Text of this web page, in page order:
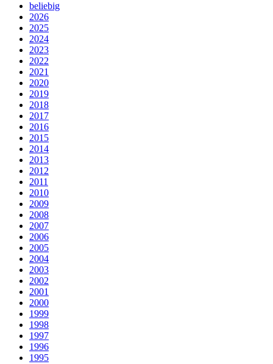
beliebig
2026
2025
2024
2023
2022
2021
2020
2019
2018
2017
2016
2015
2014
2013
2012
2011
2010
2009
2008
2007
2006
2005
2004
2003
2002
2001
2000
1999
1998
1997
1996
1995